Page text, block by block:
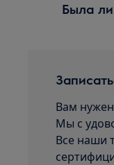
Была ли
Вам
Мы с
Все наши